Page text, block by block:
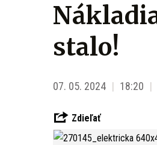
stalo!
07. 05. 2024 18:20
Zdieľať